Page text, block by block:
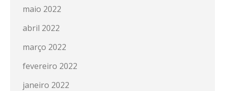
maio 2022
abril 2022
março 2022
fevereiro 2022
janeiro 2022